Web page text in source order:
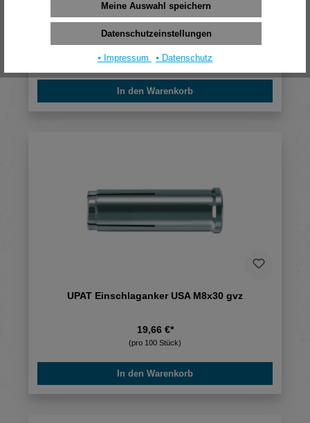
UPAT Einschlaganker USA M10x40 A4
275,52 €*
(pro 100 Stück)
In den Warenkorb
UPAT Einschlaganker USA M8x30 gvz
19,66 €*
(pro 100 Stück)
In den Warenkorb
Meine Auswahl speichern
Datenschutzeinstellungen
⦁ Impressum ⦁ Datenschutz